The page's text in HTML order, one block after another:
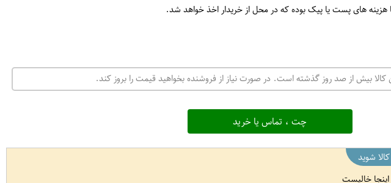
هزینه های پست یا پیک بوده که در محل از خریدار اخذ خواهد شد.
کالا بیش از صد روز گذشته است. در صورت نیاز از فروشنده بخواهید قیمت را بروز کند.
چت ، تماس یا خرید
شوید
اینجا خالیست